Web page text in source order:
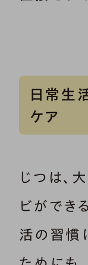
日常生
ケア
じつは、
ビができ
活の習慣